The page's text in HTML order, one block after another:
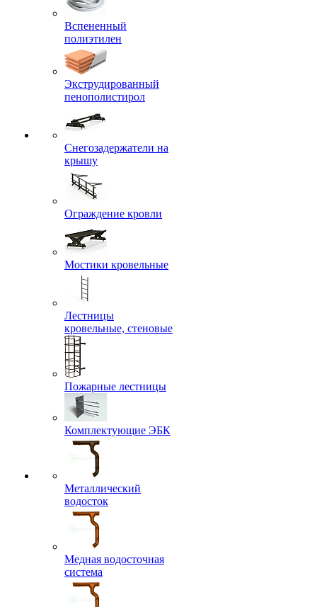
Вспененный
полиэтилен
Экструдированный
пенополистирол
Снегозадержатели на
крышу
Ограждение кровли
Мостики кровельные
Лестницы
кровельные, стеновые
Пожарные лестницы
Комплектующие ЭБК
Металлический
водосток
Медная водосточная
система